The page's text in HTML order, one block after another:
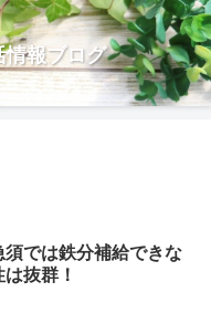
報ブログ
須では鉄分補給できな
抜群！